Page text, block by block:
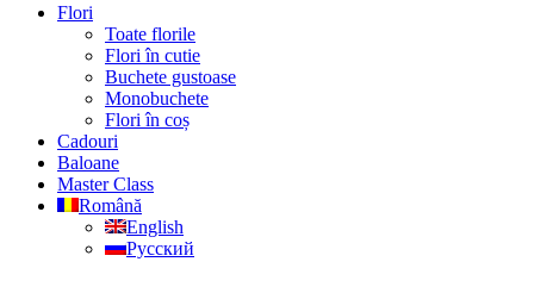
Flori
Toate florile
Flori în cutie
Buchete gustoase
Monobuchete
Flori în coș
Cadouri
Baloane
Master Class
Română
English
Русский